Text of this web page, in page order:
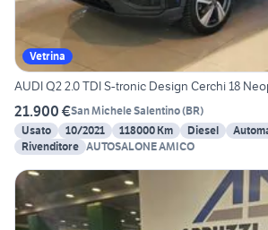
Vetrina
AUDI Q2 2.0 TDI S-tronic Design Cerchi 18
21.900 €San Michele Salentino(BR)
Usato
10/2021 118000 Km Diesel
Rivenditore AUTOSALONE AMICO